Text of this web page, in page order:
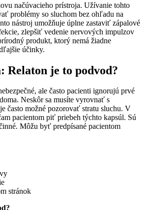
načúvacieho prístroja. Užívanie tohto
problémy so sluchom bez ohľadu na
nástroj umožňuje úplne zastaviť zápalové
zlepšiť vedenie nervových impulzov
produkt, ktorý nemá žiadne
účinky.
Relaton je to podvod?
ale často pacienti ignorujú prvé
Neskôr sa musíte vyrovnať s
často možné pozorovať stratu sluchu. V
pacientom piť priebeh týchto kapsúl. Sú
Môžu byť predpísané pacientom
stránok